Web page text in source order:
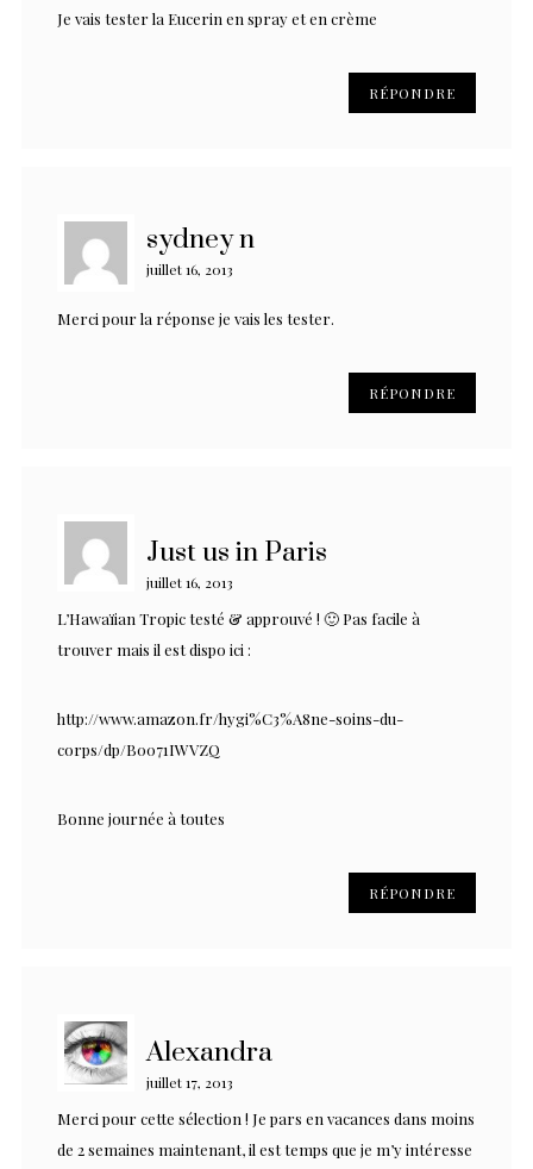
Je vais tester la Eucerin en spray et en crème
RÉPONDRE
sydney n
juillet 16, 2013
Merci pour la réponse je vais les tester.
RÉPONDRE
Just us in Paris
juillet 16, 2013
L’Hawaïian Tropic testé & approuvé ! 🙂 Pas facile à
trouver mais il est dispo ici :
http://www.amazon.fr/hygi%C3%A8ne-soins-du-
corps/dp/B0071IWVZQ
Bonne journée à toutes
RÉPONDRE
Alexandra
juillet 17, 2013
Merci pour cette sélection ! Je pars en vacances dans moins
de 2 semaines maintenant, il est temps que je m’y intéresse